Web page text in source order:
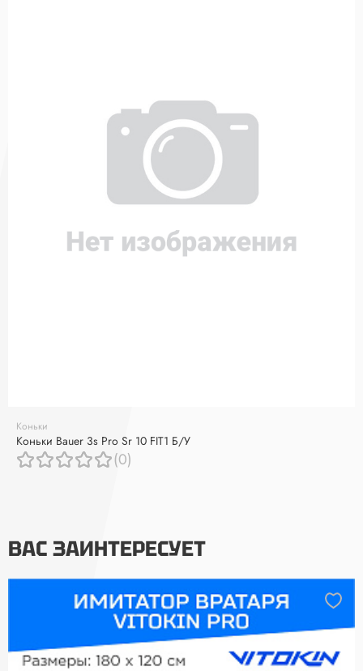
Коньки
Коньки Bauer 3s Pro Sr 10 FIT1 Б/У
(0)
ВАС ЗАИНТЕРЕСУЕТ